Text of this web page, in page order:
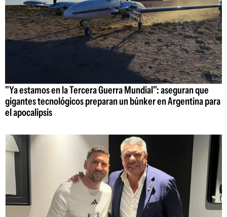
"Ya estamos en la Tercera Guerra Mundial": aseguran que
gigantes tecnológicos preparan un búnker en Argentina para
el apocalipsis